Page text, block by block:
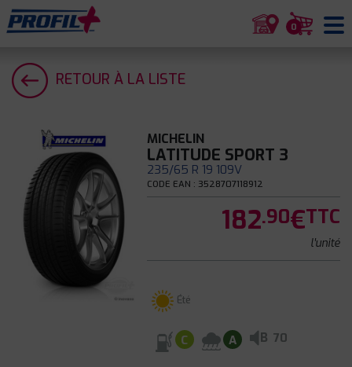
0
RETOUR À LA LISTE
MICHELIN
LATITUDE SPORT 3
235/65 R 19 109V
CODE EAN : 3528707118912
182.90€TTC
l'unité
Été
C A B 70